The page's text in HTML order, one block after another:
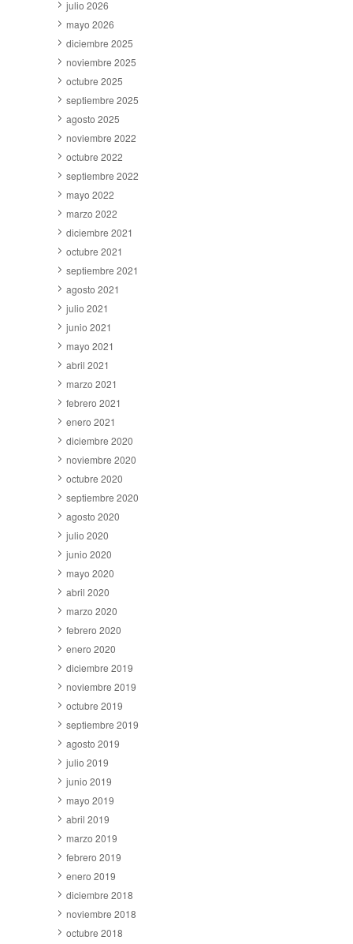
julio 2026
mayo 2026
diciembre 2025
noviembre 2025
octubre 2025
septiembre 2025
agosto 2025
noviembre 2022
octubre 2022
septiembre 2022
mayo 2022
marzo 2022
diciembre 2021
octubre 2021
septiembre 2021
agosto 2021
julio 2021
junio 2021
mayo 2021
abril 2021
marzo 2021
febrero 2021
enero 2021
diciembre 2020
noviembre 2020
octubre 2020
septiembre 2020
agosto 2020
julio 2020
junio 2020
mayo 2020
abril 2020
marzo 2020
febrero 2020
enero 2020
diciembre 2019
noviembre 2019
octubre 2019
septiembre 2019
agosto 2019
julio 2019
junio 2019
mayo 2019
abril 2019
marzo 2019
febrero 2019
enero 2019
diciembre 2018
noviembre 2018
octubre 2018